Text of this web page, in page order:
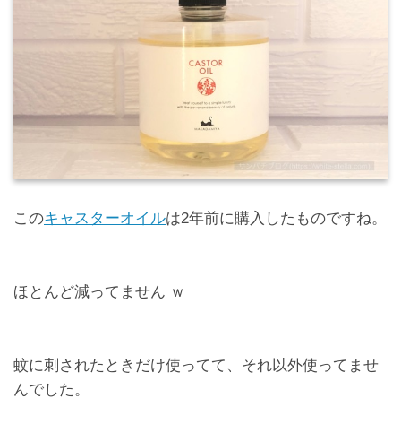
このキャスターオイルは2年前に購入したものですね。
ほとんど減ってません ｗ
蚊に刺されたときだけ使ってて、それ以外使ってませ
んでした。